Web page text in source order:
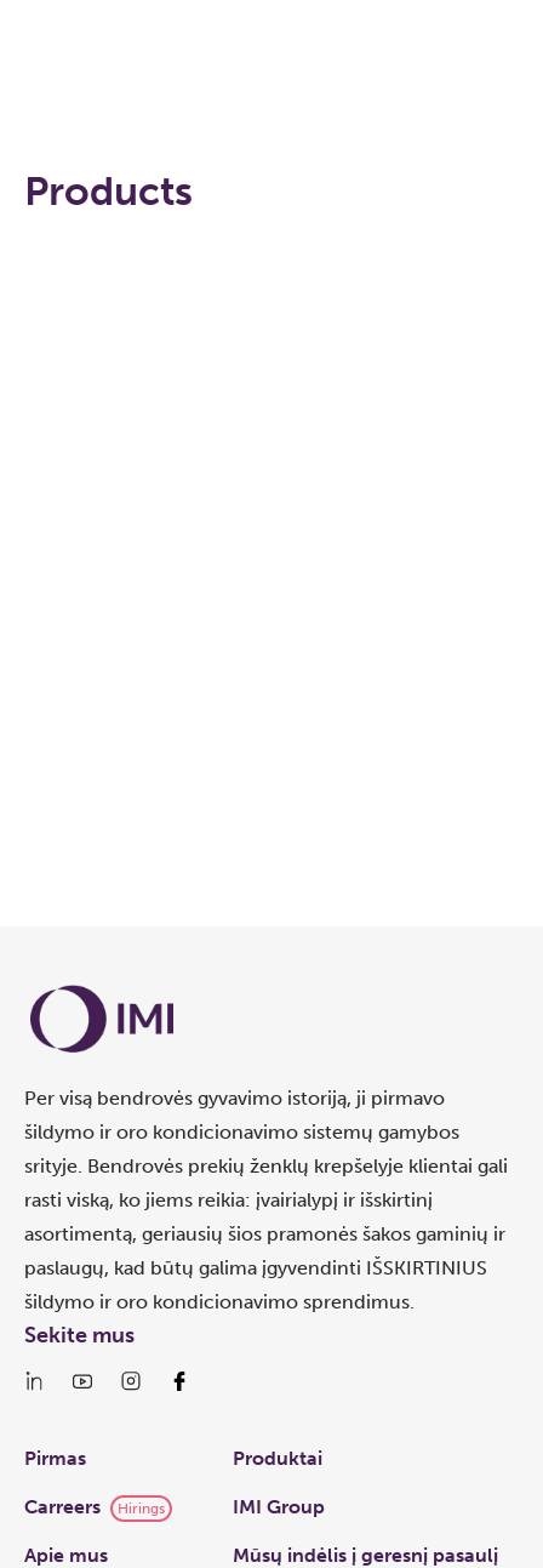
Products
Per visą bendrovės gyvavimo istoriją, ji pirmavo
šildymo ir oro kondicionavimo sistemų gamybos
srityje. Bendrovės prekių ženklų krepšelyje klientai gali
rasti viską, ko jiems reikia: įvairialypį ir išskirtinį
asortimentą, geriausių šios pramonės šakos gaminių ir
paslaugų, kad būtų galima įgyvendinti IŠSKIRTINIUS
šildymo ir oro kondicionavimo sprendimus.
Links
Pirmas Produktai
Carreers Hirings IMI Group
Apie mus Mūsų indėlis į geresnį pasaulį
Sekite mus